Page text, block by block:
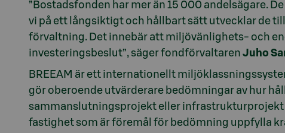
”Bostadsfonden har mer än 15 000 andelsägare.
vi på ett långsiktigt och hållbart sätt utvecklar de
förvaltning. Det innebär att miljövänlighets- och
investeringsbeslut”, säger fondförvaltaren Juho
BREEAM är ett internationellt
gör oberoende utvärderare bedömningar av hur
sammanslutningsprojekt eller infrastrukturprojekt
fastighet som är föremål för bedömning uppfylla